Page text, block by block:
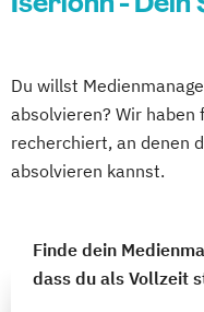
Du willst
absolvieren? Wir
recherchiert, an denen
absolvieren kannst.
Finde dein
dass du als Vollzeit